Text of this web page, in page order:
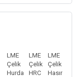
LME
Çelik
Hurda
LME
Çelik
HRC
LME
Çelik
Hasır